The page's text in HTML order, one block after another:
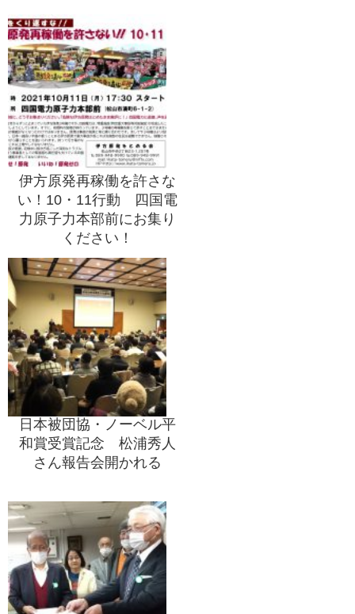
伊方原発再稼働を許さな
い！10・11行動 四国電
力原子力本部前にお集り
ください！
日本被団協・ノーベル平
和賞受賞記念 松浦秀人
さん報告会開かれる